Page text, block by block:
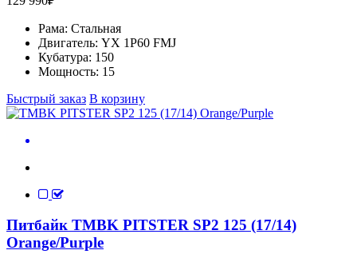
Рама: Стальная
Двигатель: YX 1P60 FMJ
Кубатура: 150
Мощность: 15
Быстрый заказ В корзину
Питбайк TMBK PITSTER SP2 125 (17/14)
Orange/Purple